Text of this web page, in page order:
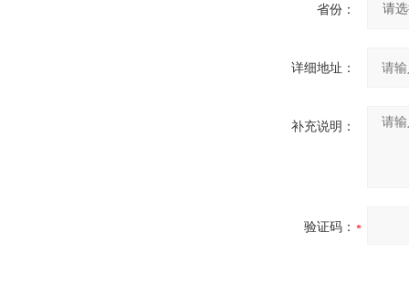
省份：
详细地址：
补充说明：
验证码：